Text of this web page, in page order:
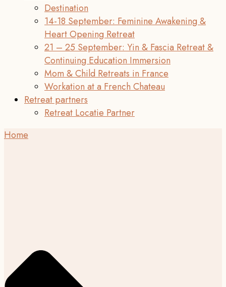
Destination
14-18 September: Feminine Awakening &
Heart Opening Retreat
21 – 25 September: Yin & Fascia Retreat &
Continuing Education Immersion
Mom & Child Retreats in France
Workation at a French Chateau
Retreat partners
Retreat Locatie Partner
Home